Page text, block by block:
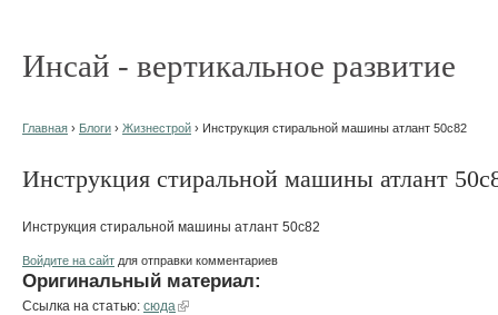
Инсай - вертикальное развитие
Главная › Блоги › Жизнестрой › Инструкция стиральной машины атлант 50с82
Инструкция стиральной машины атлант
Инструкция стиральной машины атлант 50с82
Войдите на сайт для отправки комментариев
Оригинальный материал:
Ссылка на статью: сюда